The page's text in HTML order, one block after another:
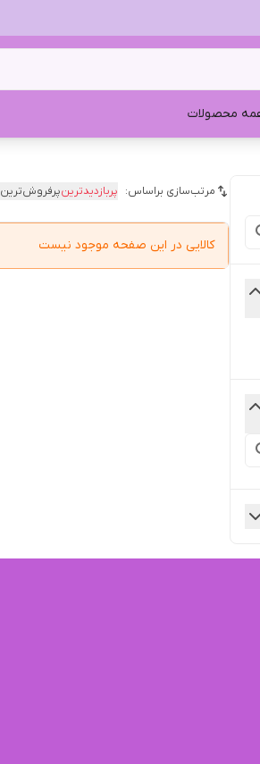
محصولات
مرتب‌سازی براساس: پربازدیدترینپرفروش‌ترین
کالایی در این صفحه موجود نیست